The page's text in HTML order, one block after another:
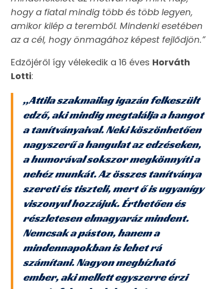
hogy a fiatal mindig több és több legyen,
amikor kilép a teremből. Mindenki esetében
az a cél, hogy önmagához képest fejlődjön.”
Edzőjéről így vélekedik a 16 éves Horváth
Lotti:
„Attila szakmailag igazán felkeszült
edző, aki mindig megtalálja a hangot
a tanítványaival. Neki köszönhetően
nagyszerű a hangulat az edzéseken,
a humorával sokszor megkönnyíti a
nehéz munkát. Az összes tanítványa
szereti és tiszteli, mert ő is ugyanígy
viszonyul hozzájuk. Érthetően és
részletesen elmagyaráz mindent.
Nemcsak a páston, hanem a
mindennapokban is lehet rá
számítani. Nagyon megbízható
ember, aki mellett egyszerre érzi